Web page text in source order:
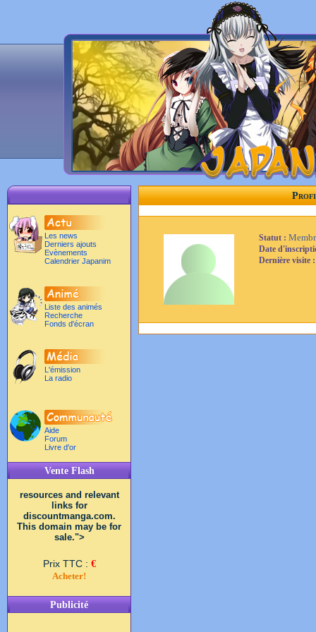
Les news
Derniers ajouts
Evènements
Calendrier Japanim
Liste des animés
Recherche
Fonds d'écran
L'émission
La radio
Aide
Forum
Livre d'or
Vente Flash
resources and relevant
links for
discountmanga.com.
This domain may be for
sale.">
Prix TTC : €
Acheter!
Publicité
Statut :
Date
Dernière visite